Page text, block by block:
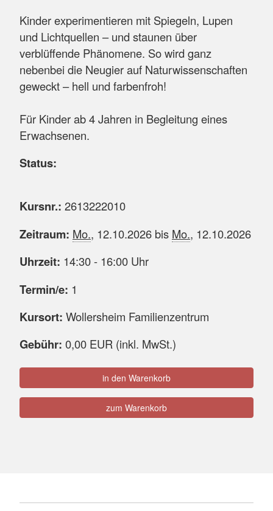
Kinder experimentieren mit Spiegeln, Lupen
und Lichtquellen – und staunen über
verblüffende Phänomene. So wird ganz
nebenbei die Neugier auf Naturwissenschaften
geweckt – hell und farbenfroh!
Für Kinder ab 4 Jahren in Begleitung eines
Erwachsenen.
Status:
Kursnr.: 2613222010
Zeitraum: Mo., 12.10.2026 bis Mo., 12.10.2026
Uhrzeit: 14:30 - 16:00 Uhr
Termin/e: 1
Kursort: Wollersheim Familienzentrum
Gebühr: 0,00 EUR (inkl. MwSt.)
in den Warenkorb
zum Warenkorb